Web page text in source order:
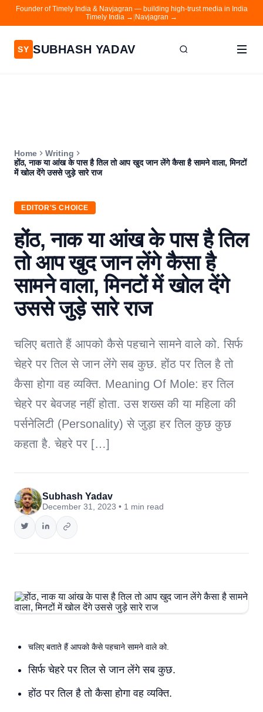
Founder of Timely India & Navjagran — building high-trust media in India
Timely India → Navjagran →
SY SUBHASH YADAV
Contact
Navjagran
Home
Writing
होंठ, नाक या आंख के पास है तिल तो आप खुद जान लेंगे कैसा है सामने वाला, मिनटों
में खोल देंगे उससे जुड़े सारे राज
EDITOR'S CHOICE
होंठ, नाक या आंख के पास है तिल
तो आप खुद जान लेंगे कैसा है
सामने वाला, मिनटों में खोल देंगे
उससे जुड़े सारे राज
चलिए बताते हैं आपको कैसे पहचाने सामने वाले को. सिर्फ
चेहरे पर तिल से जान लेंगे सब कुछ. होंठ पर तिल है तो
कैसा होगा वह व्यक्ति. Meaning Of Mole: हर तिल
चेहरे पर बेवजह नहीं होता. उस शख्स की या महिला की
पर्सनेलिटी (Personality) से जुड़ा हर तिल कुछ कुछ
कहता है. चेहरे पर […]
Subhash Yadav
December 31, 2023 • 1 min read
चलिए बताते हैं आपको कैसे पहचाने सामने वाले को.
सिर्फ चेहरे पर तिल से जान लेंगे सब कुछ.
होंठ पर तिल है तो कैसा होगा वह व्यक्ति.